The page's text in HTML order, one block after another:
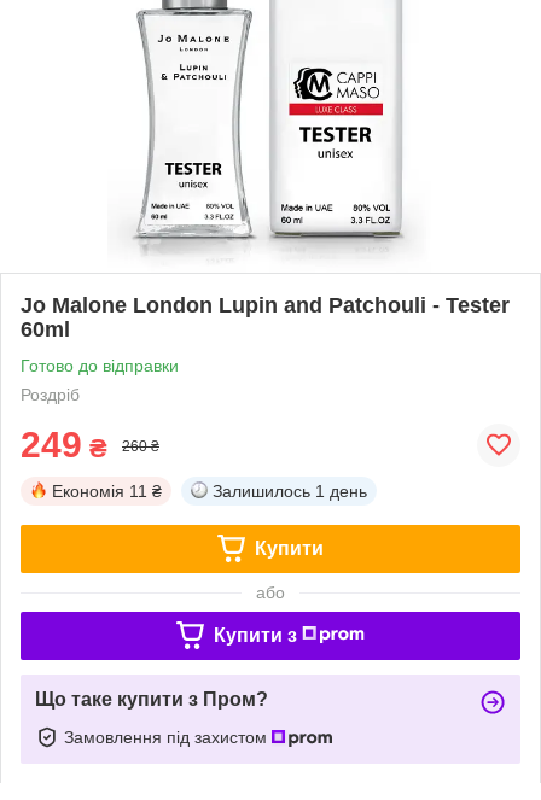
Jo Malone London Lupin and Patchouli - Tester
60ml
Готово до відправки
Роздріб
249 ₴ 260 ₴
Економія 11 ₴ Залишилось 1 день
Купити
або
Купити з
Що таке купити з Пром?
Замовлення під захистом